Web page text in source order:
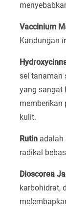
Vaccinium
Kandungan
sel tanaman
yang sangat
memberikan
kulit.
Rutin adalah
radikal
Dioscorea
karbohidrat,